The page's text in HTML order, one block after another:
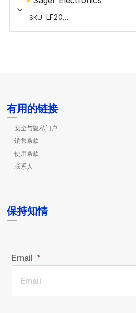
有用的链接
安全与隐私门户
销售条款
使用条款
联系人
保持知情
Email